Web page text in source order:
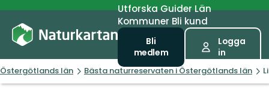
UtforskaGuiderLän
Kommuner Bli kund
Bli
medlem
Logga
in
Östergötlands län Bästa naturreservaten i Östergötlands län